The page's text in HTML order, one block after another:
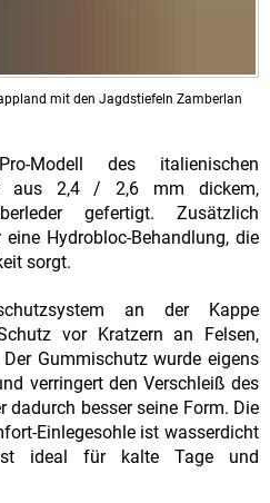
mit den Jagdstiefeln Zamberlan
Modell des italienischen
aus 2,4 / 2,6 mm dickem,
gefertigt. Zusätzlich
Hydrobloc-Behandlung, die
sorgt.
an der Kappe
vor Kratzern an Felsen,
Gummischutz wurde eigens
verringert den Verschleiß des
dadurch besser seine Form. Die
Einlegesohle ist wasserdicht
ideal für kalte Tage und